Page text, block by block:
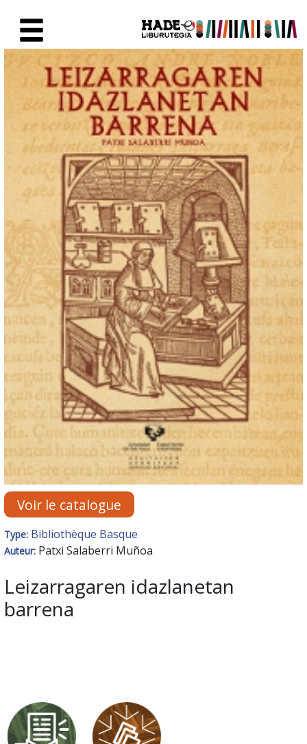
Fiche de Nouveaux Livres -
Voir le catalogue
Type: Bibliothèque Basque
Auteur: Patxi Salaberri Muñoa
Leizarragaren idazlanetan
barrena